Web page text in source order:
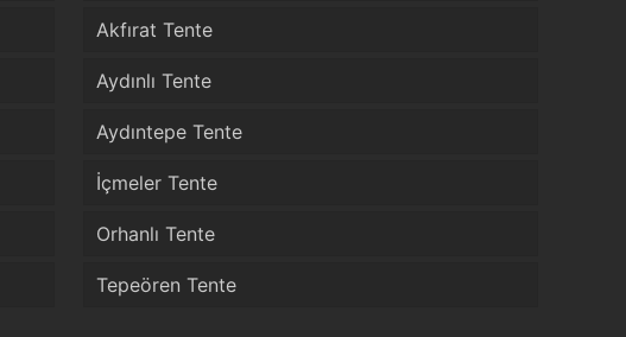
Akfırat Tente
Aydınlı Tente
Aydıntepe Tente
İçmeler Tente
Orhanlı Tente
Tepeören Tente